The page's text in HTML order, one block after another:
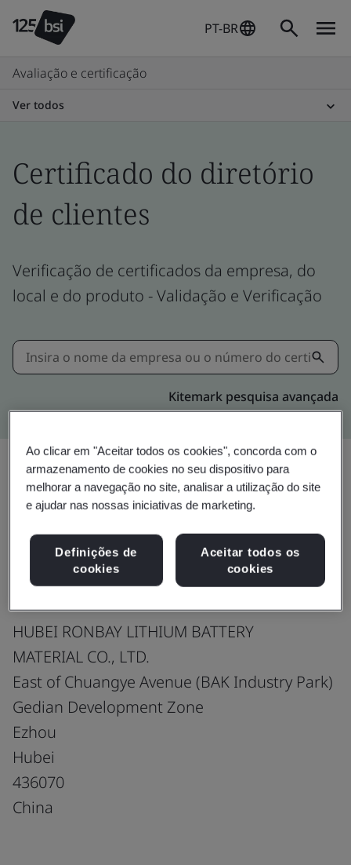
PT-BR
Avaliação e certificação
Ver todos
Certificado do diretório
de clientes
Verificação de certificados da empresa, do
local e do produto - Validação e Verificação
Kitemark pesquisa avançada
Compartilhar:
ISO 9001:2015
HUBEI RONBAY LITHIUM BATTERY
MATERIAL CO., LTD.
East of Chuangye Avenue (BAK Industry Park)
Gedian Development Zone
Ezhou
Hubei
436070
China
Ao clicar em "Aceitar todos os cookies", concorda com o
armazenamento de cookies no seu dispositivo para
melhorar a navegação no site, analisar a utilização do site
e ajudar nas nossas iniciativas de marketing.
Definições de
cookies
Aceitar todos os
cookies